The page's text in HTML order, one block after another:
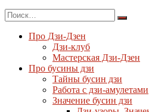
Про Дзи-Дзен
Дзи-клуб
Мастерская Дзи-Дзен
Про бусины дзи
Тайны бусин дзи
Работа с дзи-амулетами
Значение бусин дзи